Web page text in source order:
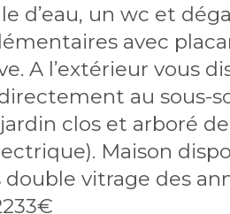
d’eau, un wc et
avec
A l’extérieur vous
au sous-
clos et arboré
Maison
vitrage des